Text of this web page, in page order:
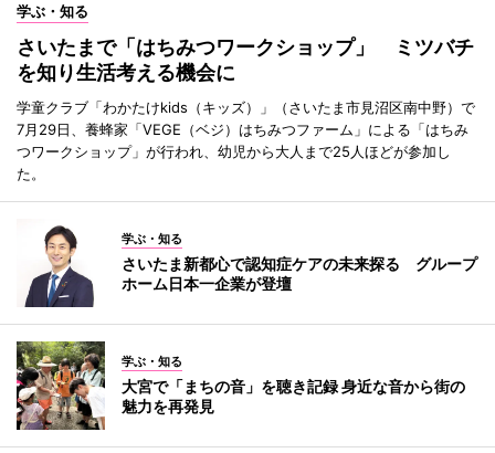
学ぶ・知る
さいたまで「はちみつワークショップ」 ミツバチ
を知り生活考える機会に
学童クラブ「わかたけkids（キッズ）」（さいたま市見沼区南中野）で
7月29日、養蜂家「VEGE（ベジ）はちみつファーム」による「はちみ
つワークショップ」が行われ、幼児から大人まで25人ほどが参加し
た。
学ぶ・知る
さいたま新都心で認知症ケアの未来探る グループ
ホーム日本一企業が登壇
学ぶ・知る
大宮で「まちの音」を聴き記録 身近な音から街の
魅力を再発見